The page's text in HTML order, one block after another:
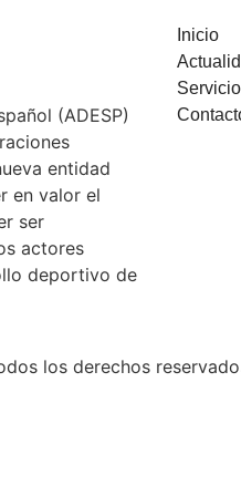
(ADESP)
entidad
en valor el
ser
actores
deportivo de
Inicio
los derechos